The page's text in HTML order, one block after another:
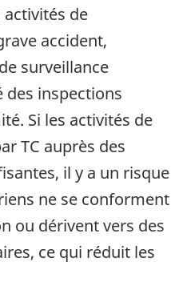
de
accident,
surveillance
des inspections
Si les activités de
TC auprès des
il y a un risque
ne se conforment
ou dérivent vers des
ce qui réduit les